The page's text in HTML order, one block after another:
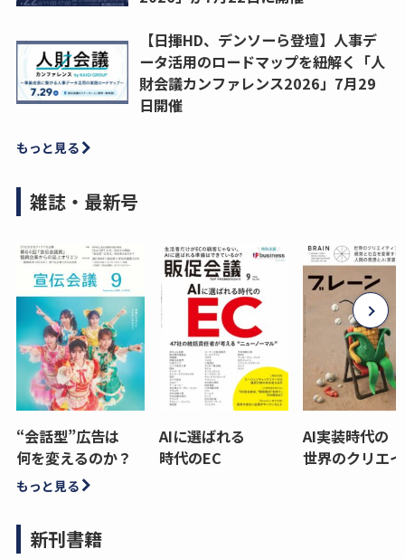
【日揮HD、デンソーら登壇】人事デ
ータ活用のロードマップを紐解く「人
財会議カンファレンス2026」7月29
日開催
もっと見る
雑誌・最新号
“会話型”広告は
何を変えるのか？
AIに選ばれる
時代のEC
AI実装時代の
世界のクリエ
もっと見る
新刊書籍